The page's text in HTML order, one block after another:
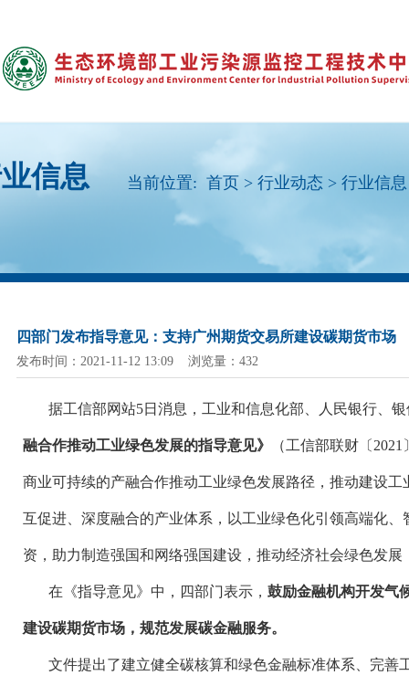
信息 当前位置: 首页 > 行业动态 > 行业信息
四部门发布指导意见：支持广州期货交易所建设碳期货市场
发布时间：2021-11-12 13:09 浏览量：432
据工信部网站5日消息，工业和信息化部、人民银行、
融合作推动工业绿色发展的指导意见》 （工信部联财〔
商业可持续的产融合作推动工业绿色发展路径，推动建设
互促进、深度融合的产业体系，以工业绿色化引领高端化
资，助力制造强国和网络强国建设，推动经济社会绿色发
在《指导意见》中，四部门表示， 鼓励金融机构开发气
建设碳期货市场，规范发展碳金融服务。
文件提出了建立健全碳核算和绿色金融标准体系、完善